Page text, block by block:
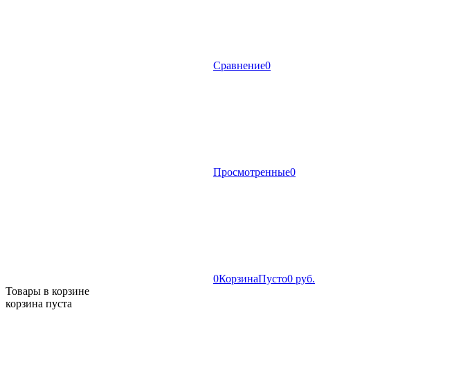
Сравнение0
Просмотренные0
0КорзинаПусто0 руб.
Товары в корзине
корзина пуста